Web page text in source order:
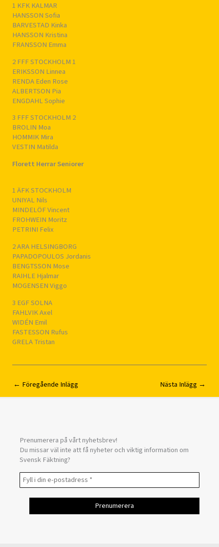
1 KFK KALMAR
HANSSON Sofia
BARVESTAD Kinka
HANSSON Kristina
FRANSSON Emma
2 FFF STOCKHOLM 1
ERIKSSON Linnea
RENDA Eden Rose
ALBERTSON Pia
ENGDAHL Sophie
3 FFF STOCKHOLM 2
BROLIN Moa
HOMMIK Mira
VESTIN Matilda
Florett Herrar Seniorer
1 ÄFK STOCKHOLM
UNIYAL Nils
MINDELÖF Vincent
FROHWEIN Moritz
PETRINI Felix
2 ARA HELSINGBORG
PAPADOPOULOS Jordanis
BENGTSSON Mose
RAIHLE Hjalmar
MOGENSEN Viggo
3 EGF SOLNA
FAHLVIK Axel
WIDÉN Emil
FASTESSON Rufus
GRELA Tristan
← Föregående Inlägg Nästa Inlägg →
Prenumerera på vårt nyhetsbrev!
Du missar väl inte att få nyheter och viktig information om
Svensk Fäktning?